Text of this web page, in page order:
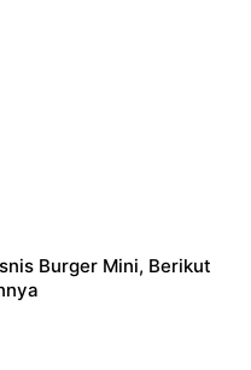
Burger Mini, Berikut